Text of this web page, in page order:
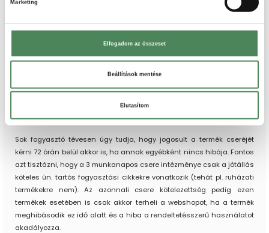
Marketing
Elfogadom az összeset
Beállítások mentése
Elutasítom
igazoló dokumentummal (pl. a számlával), akkor a webáruháznak
foglalkoznia kell a minőségi kifogással.
Kibontott termék esetén is kell foglalkozni a hibával?
Igen!Ahogy az elállás sem utasítható el azért, mert a terméket
kibontották, és az eredeti csomagolással már nem rendelkezik a
vásárló, úgy a minőségi kifogás elutasításának indoka sem lehet az,
hogy a termék csomagolása már nincs meg.
3 munkanapos cseregarancia
Sok fogyasztó tévesen úgy tudja, hogy jogosult a termék cseréjét
kérni 72 órán belül akkor is, ha annak egyébként nincs hibája. Fontos
azt tisztázni, hogy a 3 munkanapos csere intézménye csak a jótállás
köteles ún. tartós fogyasztási cikkekre vonatkozik (tehát pl. ruházati
termékekre nem). Az azonnali csere kötelezettség pedig ezen
termékek esetében is csak akkor terheli a webshopot, ha a termék
meghibásodik ez idő alatt és a hiba a rendeltetésszerű használatot
akadályozza.